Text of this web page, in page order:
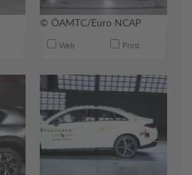
© ÖAMTC/Euro NCAP
Web Print